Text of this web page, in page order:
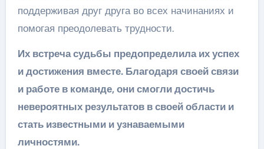
поддерживая друг друга во всех начинаниях и
помогая преодолевать трудности.
Их встреча судьбы предопределила их успех
и достижения вместе. Благодаря своей связи
и работе в команде, они смогли достичь
невероятных результатов в своей области и
стать известными и узнаваемыми
личностями.